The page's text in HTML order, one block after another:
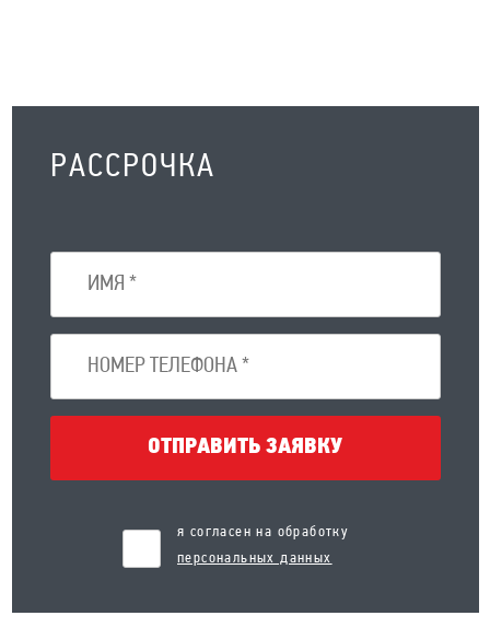
РАССРОЧКА
ОТПРАВИТЬ ЗАЯВКУ
я согласен на обработку
персональных данных